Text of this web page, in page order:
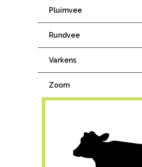
Pluimvee
Rundvee
Varkens
Zoom